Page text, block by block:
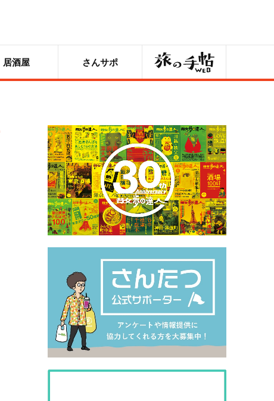
居酒屋 さんサポ 旅の手帖